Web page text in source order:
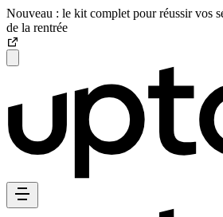
Nouveau : le kit complet pour réussir vos
de la rentrée